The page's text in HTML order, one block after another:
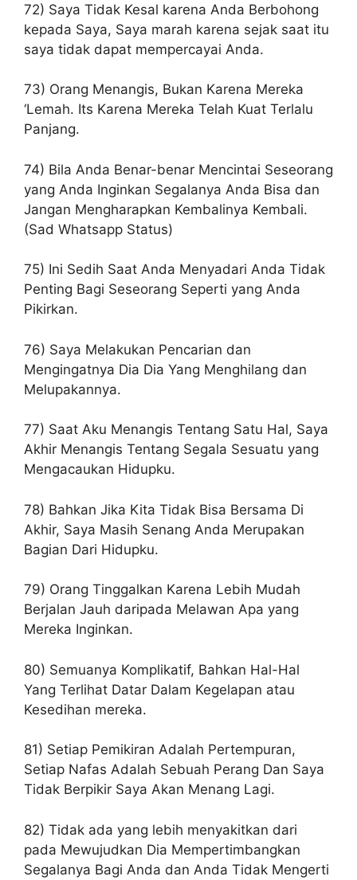
72) Saya Tidak Kesal karena Anda Berbohong
kepada Saya, Saya marah karena sejak saat itu
saya tidak dapat mempercayai Anda.
73) Orang Menangis, Bukan Karena Mereka
‘Lemah. Its Karena Mereka Telah Kuat Terlalu
Panjang.
74) Bila Anda Benar-benar Mencintai Seseorang
yang Anda Inginkan Segalanya Anda Bisa dan
Jangan Mengharapkan Kembalinya Kembali.
(Sad Whatsapp Status)
75) Ini Sedih Saat Anda Menyadari Anda Tidak
Penting Bagi Seseorang Seperti yang Anda
Pikirkan.
76) Saya Melakukan Pencarian dan
Mengingatnya Dia Dia Yang Menghilang dan
Melupakannya.
77) Saat Aku Menangis Tentang Satu Hal, Saya
Akhir Menangis Tentang Segala Sesuatu yang
Mengacaukan Hidupku.
78) Bahkan Jika Kita Tidak Bisa Bersama Di
Akhir, Saya Masih Senang Anda Merupakan
Bagian Dari Hidupku.
79) Orang Tinggalkan Karena Lebih Mudah
Berjalan Jauh daripada Melawan Apa yang
Mereka Inginkan.
80) Semuanya Komplikatif, Bahkan Hal-Hal
Yang Terlihat Datar Dalam Kegelapan atau
Kesedihan mereka.
81) Setiap Pemikiran Adalah Pertempuran,
Setiap Nafas Adalah Sebuah Perang Dan Saya
Tidak Berpikir Saya Akan Menang Lagi.
82) Tidak ada yang lebih menyakitkan dari
pada Mewujudkan Dia Mempertimbangkan
Segalanya Bagi Anda dan Anda Tidak Mengerti